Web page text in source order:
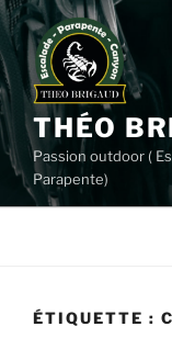
Aller
au
contenu
principal
THÉO
Passion outdoor (
Parapente)
ÉTIQUETTE :